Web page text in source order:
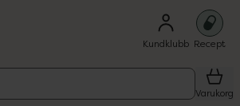
Kundklubb Recept
Varukorg